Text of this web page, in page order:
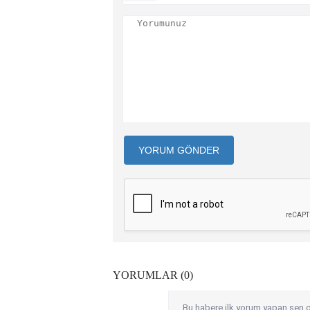
YORUM GÖNDER
YORUMLAR (0)
Bu habere ilk yorum yapan sen